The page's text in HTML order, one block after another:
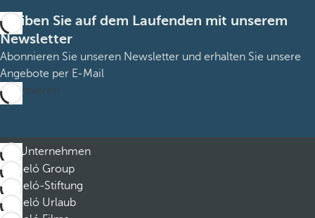
Bleiben Sie auf dem Laufenden mit unserem
Newsletter
Abonnieren Sie unseren Newsletter und erhalten Sie unsere
Angebote per E-Mail
Abonnieren
Unternehmen
Barceló Group
Barceló-Stiftung
Barceló Urlaub